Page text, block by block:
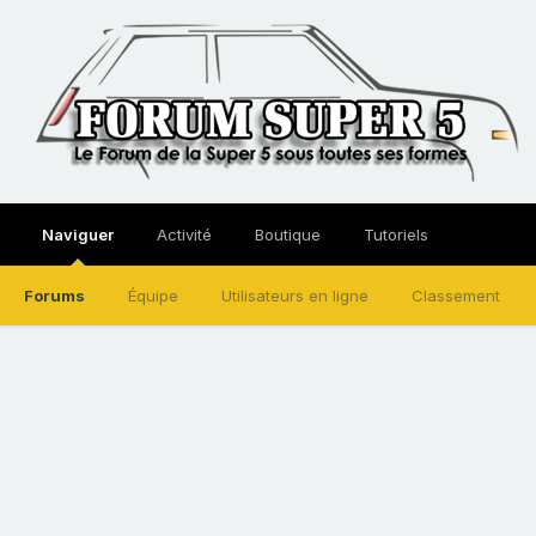
Naviguer
Forums Équipe Utilisateurs en ligne Classement
Activité Boutique Tutoriels